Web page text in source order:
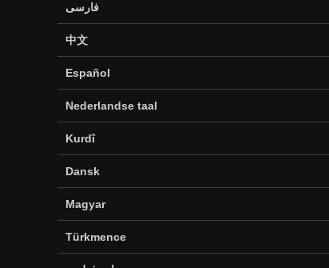
فارسی
中文
Español
Nederlandse taal
Kurdî
Dansk
Magyar
Türkmence